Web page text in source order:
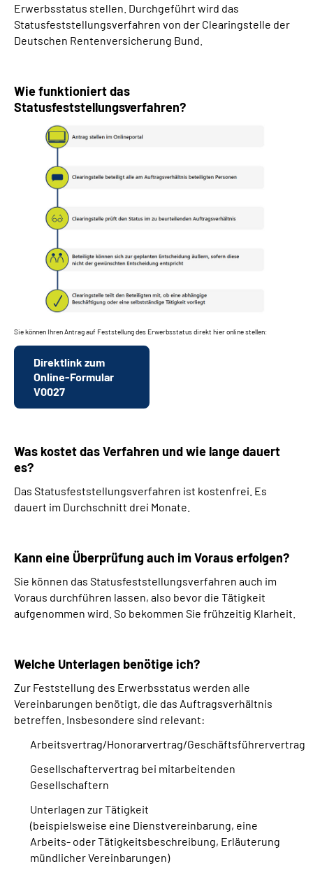
Erwerbsstatus stellen. Durchgeführt wird das
Statusfeststellungsverfahren von der Clearingstelle der
Deutschen Rentenversicherung Bund.
Wie funktioniert das
Statusfeststellungsverfahren?
Sie können Ihren Antrag auf Feststellung des Erwerbsstatus direkt hier online stellen:
Direktlink zum
Online-Formular
V0027
Was kostet das Verfahren und wie lange dauert
es?
Das Statusfeststellungsverfahren ist kostenfrei. Es
dauert im Durchschnitt drei Monate.
Kann eine Überprüfung auch im Voraus erfolgen?
Sie können das Statusfeststellungsverfahren auch im
Voraus durchführen lassen, also bevor die Tätigkeit
aufgenommen wird. So bekommen Sie frühzeitig Klarheit.
Welche Unterlagen benötige ich?
Zur Feststellung des Erwerbsstatus werden alle
Vereinbarungen benötigt, die das Auftragsverhältnis
betreffen. Insbesondere sind relevant:
Arbeitsvertrag/Honorarvertrag/Geschäftsführervertrag
Gesellschaftervertrag bei mitarbeitenden
Gesellschaftern
Unterlagen zur Tätigkeit
(beispielsweise eine Dienstvereinbarung, eine
Arbeits- oder Tätigkeitsbeschreibung, Erläuterung
mündlicher Vereinbarungen)